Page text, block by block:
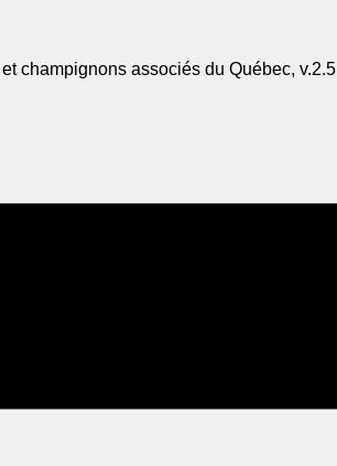
champignons associés du Québec, v.2.5